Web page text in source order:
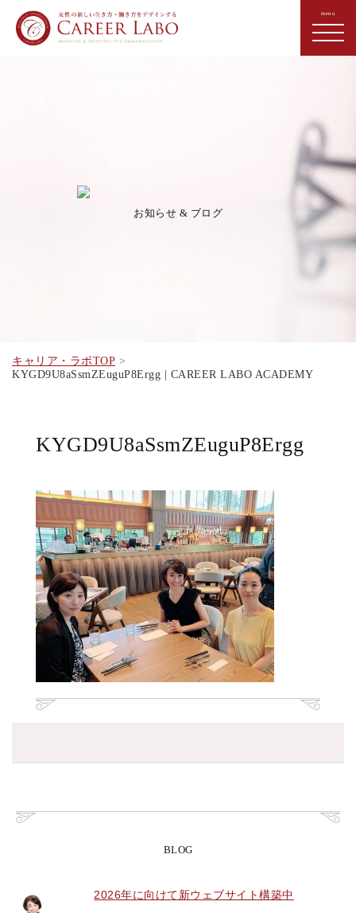
お知らせ & ブログ
キャリア・ラボTOP
KYGD9U8aSsmZEuguP8Ergg | CAREER LABO ACADEMY
KYGD9U8aSsmZEuguP8Ergg
BLOG
2026年に向けて新ウェブサイト構築中